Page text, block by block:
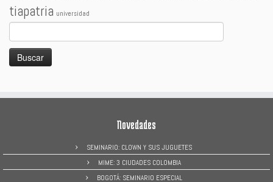
tiapatria universidad
Novedades
SEMINARIO: CLOWN Y SUS JUGUETES
MIME: 3 CIUDADES COLOMBIA
BOGOTÁ: SEMINARIO ESPECIAL